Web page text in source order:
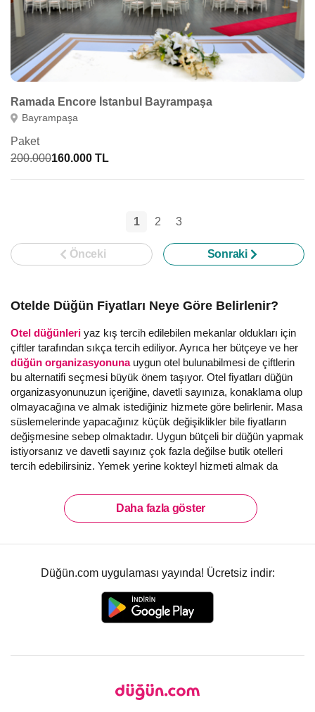
Ramada Encore İstanbul Bayrampaşa
Bayrampaşa
Paket
200.000160.000 TL
1 2 3
Önceki Sonraki
Otelde Düğün Fiyatları Neye Göre Belirlenir?
Otel düğünleri yaz kış tercih edilebilen mekanlar oldukları için
çiftler tarafından sıkça tercih ediliyor. Ayrıca her bütçeye ve her
düğün organizasyonunauygun otel bulunabilmesi de çiftlerin
bu alternatifi seçmesi büyük önem taşıyor. Otel fiyatları düğün
organizasyonunuzun içeriğine, davetli sayınıza, konaklama olup
olmayacağına ve almak istediğiniz hizmete göre belirlenir. Masa
süslemelerinde yapacağınız küçük değişiklikler bile fiyatların
değişmesine sebep olmaktadır. Uygun bütçeli bir düğün yapmak
istiyorsanız ve davetli sayınız çok fazla değilse butik otelleri
tercih edebilirsiniz. Yemek yerine kokteyl hizmeti almak da
Otellerin Düğün Paketleri Ne Gibi
Otel düğünü yapan çiftler, otellerin sunduğu düğün paketleri
düğünlerini sonlandırabiliyorlar. Peki, nedir bu düğün paketleri?
Otelle yaptığınız hizmet anlaşmasıdır. Yani, düğünde size
müzik organizasyonundanmekan süslemesine, düğün
Daha fazla göster
Düğün.com uygulaması yayında! Ücretsiz indir: